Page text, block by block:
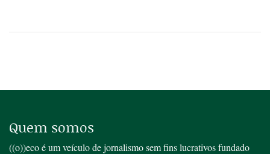
Quem somos
((o))eco é um veículo de jornalismo sem fins lucrativos fundado